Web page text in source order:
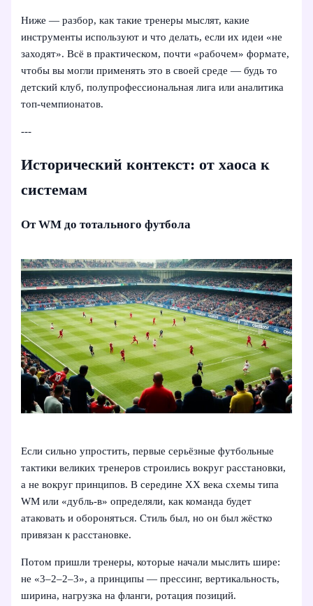
Ниже — разбор, как такие тренеры мыслят, какие
инструменты используют и что делать, если их идеи «не
заходят». Всё в практическом, почти «рабочем» формате,
чтобы вы могли применять это в своей среде — будь то
детский клуб, полупрофессиональная лига или аналитика
топ-чемпионатов.
---
Исторический контекст: от хаоса к
системам
От WM до тотального футбола
Если сильно упростить, первые серьёзные футбольные
тактики великих тренеров строились вокруг расстановки,
а не вокруг принципов. В середине XX века схемы типа
WM или «дубль-в» определяли, как команда будет
атаковать и обороняться. Стиль был, но он был жёстко
привязан к расстановке.
Потом пришли тренеры, которые начали мыслить шире:
не «3–2–2–3», а принципы — прессинг, вертикальность,
ширина, нагрузка на фланги, ротация позиций.